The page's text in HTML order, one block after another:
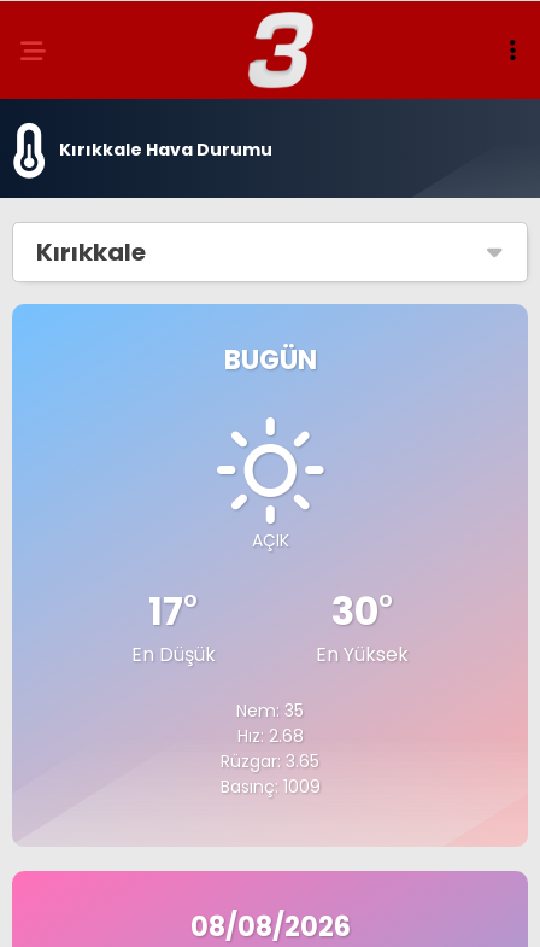
Kırıkkale Hava Durumu
Kırıkkale
BUGÜN
AÇIK
17°
En Düşük
30°
En Yüksek
Nem: 35
Hız: 2.68
Rüzgar: 3.65
Basınç: 1009
08/08/2026